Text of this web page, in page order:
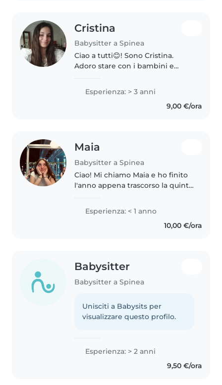
Cristina
Babysitter a Spinea
Ciao a tutti😊! Sono Cristina.
Adoro stare con i bambini e
Frequento il Liceo delle Scienze
Umane, dove studio anche
pedagogia, che mi aiuta a
Esperienza: > 3 anni
9,00 €/ora
Maia
Babysitter a Spinea
Ciao! Mi chiamo Maia e ho finito
l'anno appena trascorso la quinta
umane. A partire da ottobre di
quest'anno, sono impegnata in
Esperienza: < 1 anno
10,00 €/ora
Babysitter
Babysitter a Spinea
Unisciti a Babysits per
visualizzare questo profilo.
Esperienza: > 2 anni
9,50 €/ora